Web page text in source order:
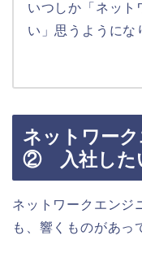
いつしか「ネット
い」思うようにな
ネットワー
② 入社した
ネットワークエンジ
も、響くものがあっ